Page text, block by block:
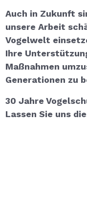
Auch in Zukunft
unsere Arbeit
Vogelwelt
Ihre
Maßnahmen
Generationen zu
30 Jahre
Lassen Sie uns